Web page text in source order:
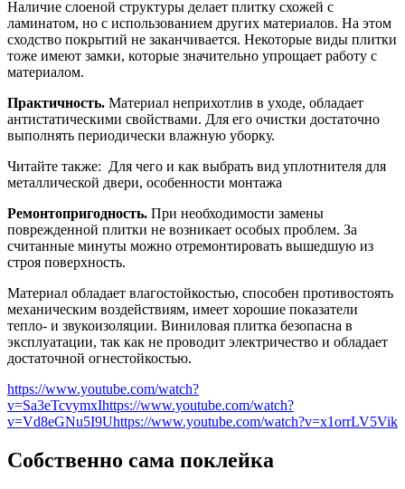
Наличие слоеной структуры делает плитку схожей с
ламинатом, но с использованием других материалов. На этом
сходство покрытий не заканчивается. Некоторые виды плитки
тоже имеют замки, которые значительно упрощает работу с
материалом.
Практичность. Материал неприхотлив в уходе, обладает
антистатическими свойствами. Для его очистки достаточно
выполнять периодически влажную уборку.
Читайте также: Для чего и как выбрать вид уплотнителя для
металлической двери, особенности монтажа
Ремонтопригодность. При необходимости замены
поврежденной плитки не возникает особых проблем. За
считанные минуты можно отремонтировать вышедшую из
строя поверхность.
Материал обладает влагостойкостью, способен противостоять
механическим воздействиям, имеет хорошие показатели
тепло- и звукоизоляции. Виниловая плитка безопасна в
эксплуатации, так как не проводит электричество и обладает
достаточной огнестойкостью.
https://www.youtube.com/watch?
v=Sa3eTcvymxIhttps://www.youtube.com/watch?
v=Vd8eGNu5I9Uhttps://www.youtube.com/watch?v=x1orrLV5Vik
Собственно сама поклейка